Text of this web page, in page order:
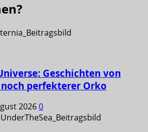
Geschichten von
noch perfekterer Orko
20260